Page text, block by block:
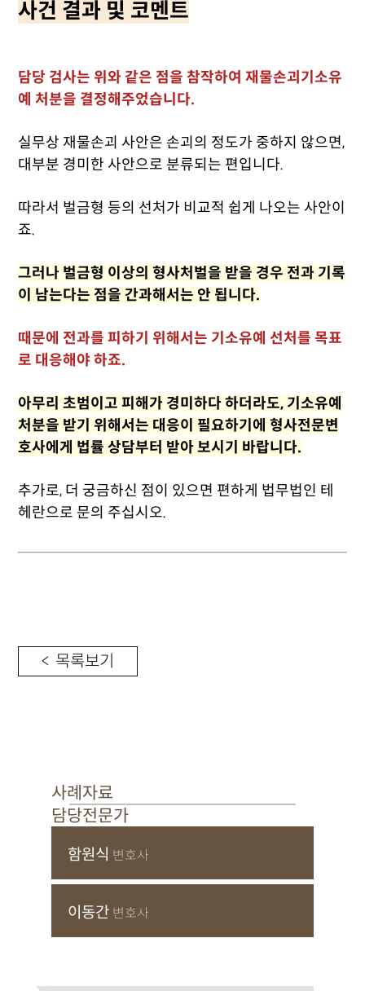
사건 결과 및 코멘트
담당 검사는 위와 같은 점을 참작하여 재물손괴기소유
예 처분을 결정해주었습니다.
실무상 재물손괴 사안은 손괴의 정도가 중하지 않으면,
대부분 경미한 사안으로 분류되는 편입니다.
따라서 벌금형 등의 선처가 비교적 쉽게 나오는 사안이
죠.
그러나 벌금형 이상의 형사처벌을 받을 경우 전과 기록
이 남는다는 점을 간과해서는 안 됩니다.
때문에 전과를 피하기 위해서는 기소유예 선처를 목표
로 대응해야 하죠.
아무리 초범이고 피해가 경미하다 하더라도, 기소유예
처분을 받기 위해서는 대응이 필요하기에 형사전문변
호사에게 법률 상담부터 받아 보시기 바랍니다.
추가로, 더 궁금하신 점이 있으면 편하게 법무법인 테
헤란으로 문의 주십시오.
< 목록보기
사례자료
담당전문가
함원식 변호사
이동간 변호사